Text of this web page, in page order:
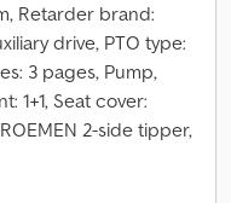
Retarder brand:
drive, PTO type:
3 pages, Pump,
1+1, Seat cover:
2-side tipper,